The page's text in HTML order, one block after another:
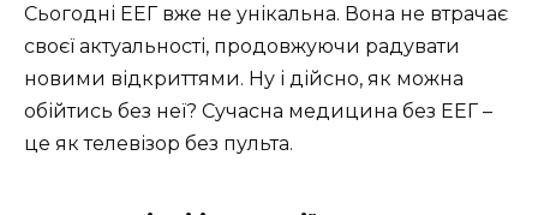
Сьогодні ЕЕГ вже не унікальна. Вона не втрачає
своєї актуальності, продовжуючи радувати
новими відкриттями. Ну і дійсно, як можна
обійтись без неї? Сучасна медицина без ЕЕГ –
це як телевізор без пульта.